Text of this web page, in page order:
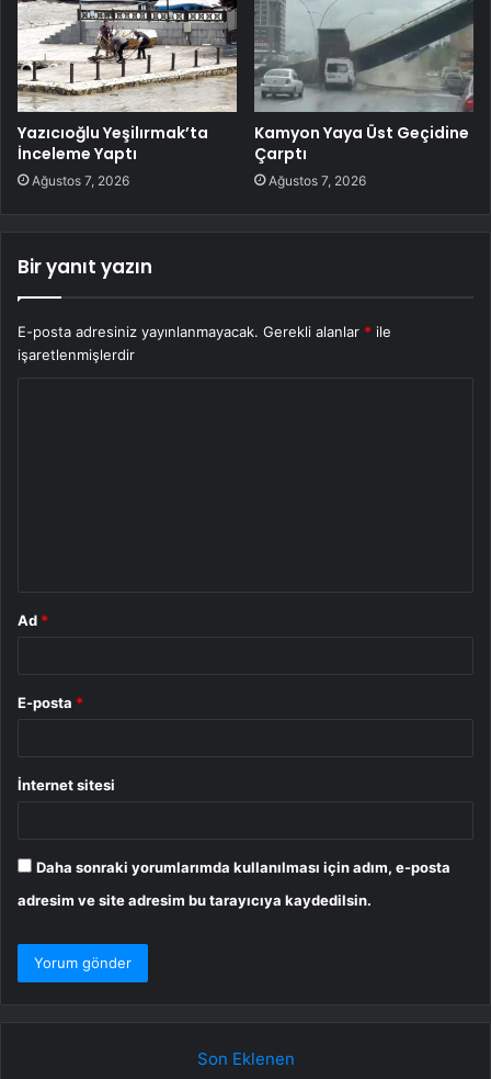
Yazıcıoğlu Yeşilırmak’ta
İnceleme Yaptı
Ağustos 7, 2026
Kamyon Yaya Üst Geçidine
Çarptı
Ağustos 7, 2026
Bir yanıt yazın
E-posta adresiniz yayınlanmayacak. Gerekli alanlar * ile
işaretlenmişlerdir
Ad *
E-posta *
İnternet sitesi
Daha sonraki yorumlarımda kullanılması için adım, e-posta
adresim ve site adresim bu tarayıcıya kaydedilsin.
Son Eklenen